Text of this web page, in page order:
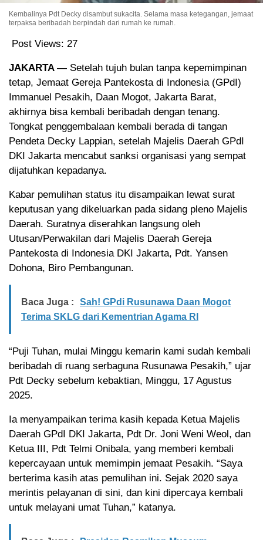
Kembalinya Pdt Decky disambut sukacita. Selama masa ketegangan, jemaat
terpaksa beribadah berpindah dari rumah ke rumah.
Post Views: 27
JAKARTA — Setelah tujuh bulan tanpa kepemimpinan
tetap, Jemaat Gereja Pantekosta di Indonesia (GPdI)
Immanuel Pesakih, Daan Mogot, Jakarta Barat,
akhirnya bisa kembali beribadah dengan tenang.
Tongkat penggembalaan kembali berada di tangan
Pendeta Decky Lappian, setelah Majelis Daerah GPdI
DKI Jakarta mencabut sanksi organisasi yang sempat
dijatuhkan kepadanya.
Kabar pemulihan status itu disampaikan lewat surat
keputusan yang dikeluarkan pada sidang pleno Majelis
Daerah. Suratnya diserahkan langsung oleh
Utusan/Perwakilan dari Majelis Daerah Gereja
Pantekosta di Indonesia DKI Jakarta, Pdt. Yansen
Dohona, Biro Pembangunan.
Baca Juga :
Sah! GPdi Rusunawa Daan Mogot
Terima SKLG dari Kementrian Agama RI
“Puji Tuhan, mulai Minggu kemarin kami sudah kembali
beribadah di ruang serbaguna Rusunawa Pesakih,” ujar
Pdt Decky sebelum kebaktian, Minggu, 17 Agustus
2025.
Ia menyampaikan terima kasih kepada Ketua Majelis
Daerah GPdI DKI Jakarta, Pdt Dr. Joni Weni Weol, dan
Ketua III, Pdt Telmi Onibala, yang memberi kembali
kepercayaan untuk memimpin jemaat Pesakih. “Saya
berterima kasih atas pemulihan ini. Sejak 2020 saya
merintis pelayanan di sini, dan kini dipercaya kembali
untuk melayani umat Tuhan,” katanya.